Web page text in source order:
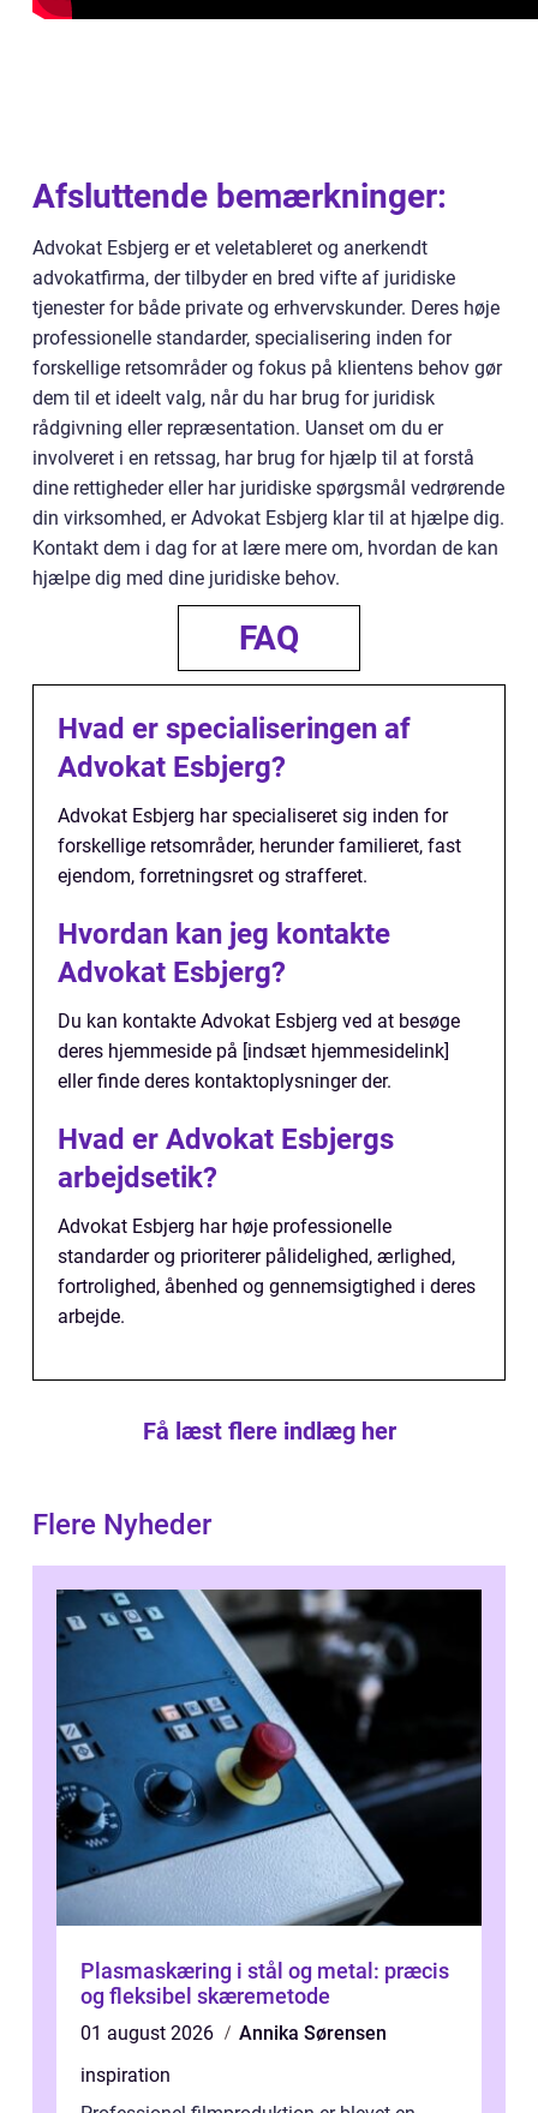
Afsluttende bemærkninger:
Advokat Esbjerg er et veletableret og anerkendt
advokatfirma, der tilbyder en bred vifte af juridiske
tjenester for både private og erhvervskunder. Deres høje
professionelle standarder, specialisering inden for
forskellige retsområder og fokus på klientens behov gør
dem til et ideelt valg, når du har brug for juridisk
rådgivning eller repræsentation. Uanset om du er
involveret i en retssag, har brug for hjælp til at forstå
dine rettigheder eller har juridiske spørgsmål vedrørende
din virksomhed, er Advokat Esbjerg klar til at hjælpe dig.
Kontakt dem i dag for at lære mere om, hvordan de kan
hjælpe dig med dine juridiske behov.
FAQ
Hvad er specialiseringen af
Advokat Esbjerg?
Advokat Esbjerg har specialiseret sig inden for
forskellige retsområder, herunder familieret, fast
ejendom, forretningsret og strafferet.
Hvordan kan jeg kontakte
Advokat Esbjerg?
Du kan kontakte Advokat Esbjerg ved at besøge
deres hjemmeside på [indsæt hjemmesidelink]
eller finde deres kontaktoplysninger der.
Hvad er Advokat Esbjergs
arbejdsetik?
Advokat Esbjerg har høje professionelle
standarder og prioriterer pålidelighed, ærlighed,
fortrolighed, åbenhed og gennemsigtighed i deres
arbejde.
Få læst flere indlæg her
Flere Nyheder
Plasmaskæring i stål og metal: præcis
og fleksibel skæremetode
01 august 2026
Annika Sørensen
inspiration